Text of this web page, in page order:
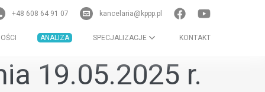
+48 608 64 91 07 kancelaria@kppp.pl
ANALIZA SPECJALIZACJE KONTAKT
19.05.2025 r.